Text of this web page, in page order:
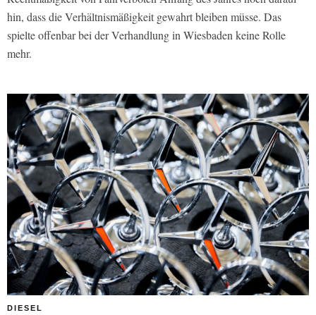
hin, dass die Verhältnismäßigkeit gewahrt bleiben müsse. Das
spielte offenbar bei der Verhandlung in Wiesbaden keine Rolle
mehr.
DIESEL